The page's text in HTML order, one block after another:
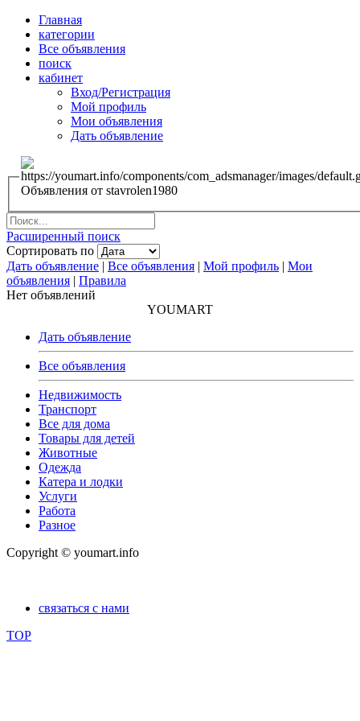
Главная
категории
Все объявления
поиск
кабинет
Вход/Регистрация
Мой профиль
Мои объявления
Дать объявление
Объявления от stavrolen1980
Расширенный поиск
Сортировать по
Дать объявление | Все объявления | Мой профиль | Мои
объявления | Правила
Нет объявлений
YOUMART
Дать объявление
Все объявления
Недвижимость
Транспорт
Все для дома
Товары для детей
Животные
Одежда
Катера и лодки
Услуги
Работа
Разное
Copyright © youmart.info
связаться с нами
TOP